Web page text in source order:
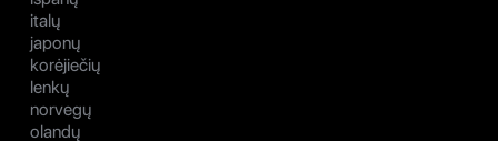
italų
japonų
korėjiečių
lenkų
norvegų
olandų